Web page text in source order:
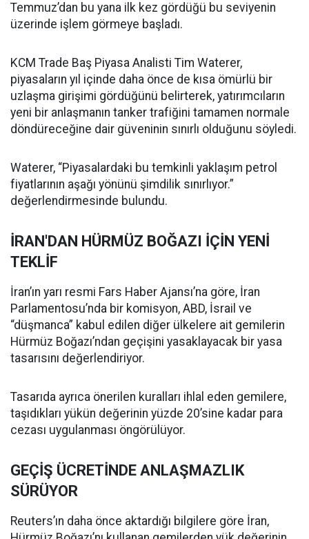
Temmuz’dan bu yana ilk kez gördüğü bu seviyenin
üzerinde işlem görmeye başladı.
KCM Trade Baş Piyasa Analisti Tim Waterer,
piyasaların yıl içinde daha önce de kısa ömürlü bir
uzlaşma girişimi gördüğünü belirterek, yatırımcıların
yeni bir anlaşmanın tanker trafiğini tamamen normale
döndüreceğine dair güveninin sınırlı olduğunu söyledi.
Waterer, “Piyasalardaki bu temkinli yaklaşım petrol
fiyatlarının aşağı yönünü şimdilik sınırlıyor.”
değerlendirmesinde bulundu.
İRAN'DAN HÜRMÜZ BOĞAZI İÇİN YENİ
TEKLİF
İran’ın yarı resmi Fars Haber Ajansı’na göre, İran
Parlamentosu’nda bir komisyon, ABD, İsrail ve
“düşmanca” kabul edilen diğer ülkelere ait gemilerin
Hürmüz Boğazı’ndan geçişini yasaklayacak bir yasa
tasarısını değerlendiriyor.
Tasarıda ayrıca önerilen kuralları ihlal eden gemilere,
taşıdıkları yükün değerinin yüzde 20’sine kadar para
cezası uygulanması öngörülüyor.
GEÇİŞ ÜCRETİNDE ANLAŞMAZLIK
SÜRÜYOR
Reuters’ın daha önce aktardığı bilgilere göre İran,